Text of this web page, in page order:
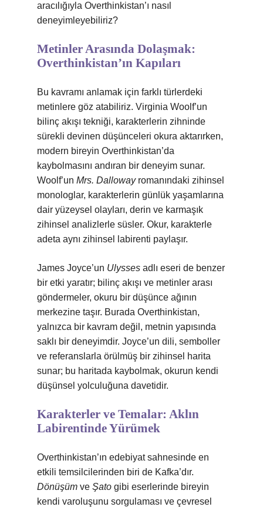
aracılığıyla Overthinkistan’ı nasıl
deneyimleyebiliriz?
Metinler Arasında Dolaşmak:
Overthinkistan’ın Kapıları
Bu kavramı anlamak için farklı türlerdeki
metinlere göz atabiliriz. Virginia Woolf’un
bilinç akışı tekniği, karakterlerin zihninde
sürekli devinen düşünceleri okura aktarırken,
modern bireyin Overthinkistan’da
kaybolmasını andıran bir deneyim sunar.
Woolf’un Mrs. Dallowayromanındaki zihinsel
monologlar, karakterlerin günlük yaşamlarına
dair yüzeysel olayları, derin ve karmaşık
zihinsel analizlerle süsler. Okur, karakterle
adeta aynı zihinsel labirenti paylaşır.
James Joyce’un Ulysses adlı eseri de benzer
bir etki yaratır; bilinç akışı ve metinler arası
göndermeler, okuru bir düşünce ağının
merkezine taşır. Burada Overthinkistan,
yalnızca bir kavram değil, metnin yapısında
saklı bir deneyimdir. Joyce’un dili, semboller
ve referanslarla örülmüş bir zihinsel harita
sunar; bu haritada kaybolmak, okurun kendi
düşünsel yolculuğuna davetidir.
Karakterler ve Temalar: Aklın
Labirentinde Yürümek
Overthinkistan’ın edebiyat sahnesinde en
etkili temsilcilerinden biri de Kafka’dır.
Dönüşüm ve Şato gibi eserlerinde bireyin
kendi varoluşunu sorgulaması ve çevresel